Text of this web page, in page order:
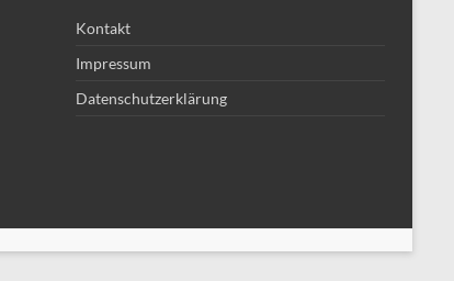
Kontakt
Impressum
Datenschutzerklärung